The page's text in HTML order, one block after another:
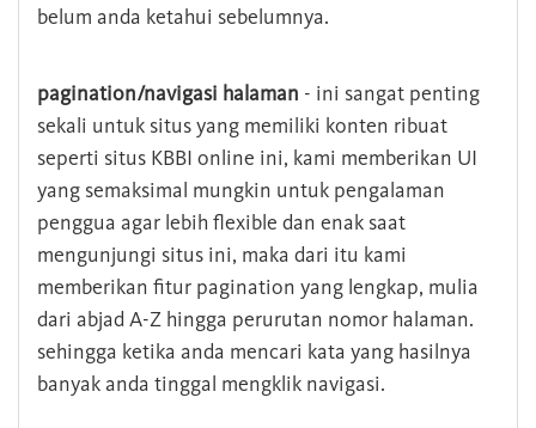
belum anda ketahui sebelumnya.
pagination/navigasi halaman - ini sangat penting
sekali untuk situs yang memiliki konten ribuat
seperti situs KBBI online ini, kami memberikan UI
yang semaksimal mungkin untuk pengalaman
penggua agar lebih flexible dan enak saat
mengunjungi situs ini, maka dari itu kami
memberikan fitur pagination yang lengkap, mulia
dari abjad A-Z hingga perurutan nomor halaman.
sehingga ketika anda mencari kata yang hasilnya
banyak anda tinggal mengklik navigasi.